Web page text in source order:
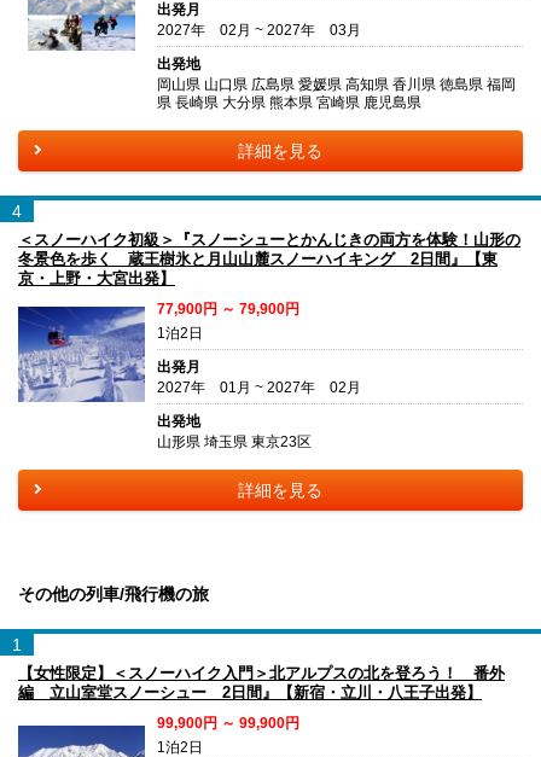
出発月
2027年 02月 ~ 2027年 03月
出発地
岡山県 山口県 広島県 愛媛県 高知県 香川県 徳島県 福岡
県 長崎県 大分県 熊本県 宮崎県 鹿児島県
詳細を見る
4
＜スノーハイク初級＞『スノーシューとかんじきの両方を体験！山形の
冬景色を歩く 蔵王樹氷と月山山麓スノーハイキング 2日間』【東
京・上野・大宮出発】
77,900円 ～ 79,900円
1泊2日
出発月
2027年 01月 ~ 2027年 02月
出発地
山形県 埼玉県 東京23区
詳細を見る
その他の列車/飛行機の旅
1
【女性限定】＜スノーハイク入門＞北アルプスの北を登ろう！ 番外
編 立山室堂スノーシュー 2日間』【新宿・立川・八王子出発】
99,900円 ～ 99,900円
1泊2日